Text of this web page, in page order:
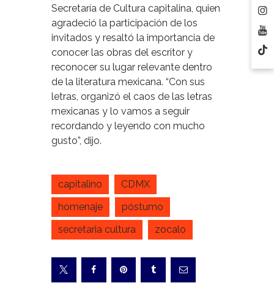
Secretaría de Cultura capitalina, quien
agradeció la participación de los
invitados y resaltó la importancia de
conocer las obras del escritor y
reconocer su lugar relevante dentro
de la literatura mexicana. “Con sus
letras, organizó el caos de las letras
mexicanas y lo vamos a seguir
recordando y leyendo con mucho
gusto”, dijo.
capitalino
CDMX
homenaje
póstumo
secretaria cultura
zocalo